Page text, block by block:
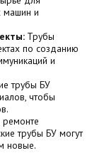
машин и
Трубы
по созданию
и
трубы БУ
чтобы
ремонте
трубы БУ могут
новые.